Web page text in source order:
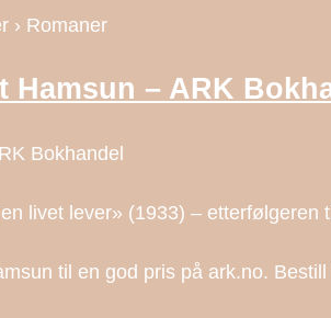
› Romaner
– ARK
Bokhandel
livet lever» (1933) –
til en god pris på ark.no.